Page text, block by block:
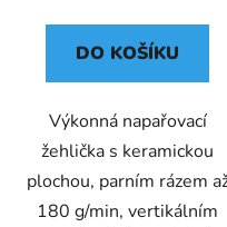
DO KOŠÍKU
Výkonná napařovací
žehlička s keramickou
plochou, parním rázem
180 g/min, vertikálním